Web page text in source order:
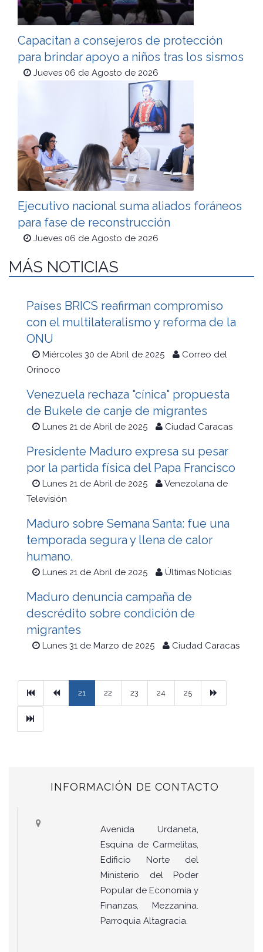
Capacitan a consejeros de protección
para brindar apoyo a niños tras los sismos
Jueves 06 de Agosto de 2026
Ejecutivo nacional suma aliados foráneos
para fase de reconstrucción
Jueves 06 de Agosto de 2026
MÁS NOTICIAS
Países BRICS reafirman compromiso
con el multilateralismo y reforma de la
ONU
Miércoles 30 de Abril de 2025
Correo del
Orinoco
Venezuela rechaza "cínica" propuesta
de Bukele de canje de migrantes
Lunes 21 de Abril de 2025 Ciudad Caracas
Presidente Maduro expresa su pesar
por la partida física del Papa Francisco
Lunes 21 de Abril de 2025
Venezolana de
Televisión
Maduro sobre Semana Santa: fue una
temporada segura y llena de calor
humano.
Lunes 21 de Abril de 2025 Últimas Noticias
Maduro denuncia campaña de
descrédito sobre condición de
migrantes
Lunes 31 de Marzo de 2025 Ciudad Caracas
PrimeraPrevious
21 22 23 24 25
Ultimo
INFORMACIÓN DE CONTACTO
Avenida Urdaneta,
Esquina de Carmelitas,
Edificio Norte del
Ministerio del Poder
Popular de Economía y
Finanzas, Mezzanina.
Parroquia Altagracia.